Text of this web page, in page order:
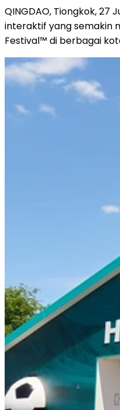
QINGDAO, Tiongkok,
interaktif yang semakin
Festival™ di berbagai